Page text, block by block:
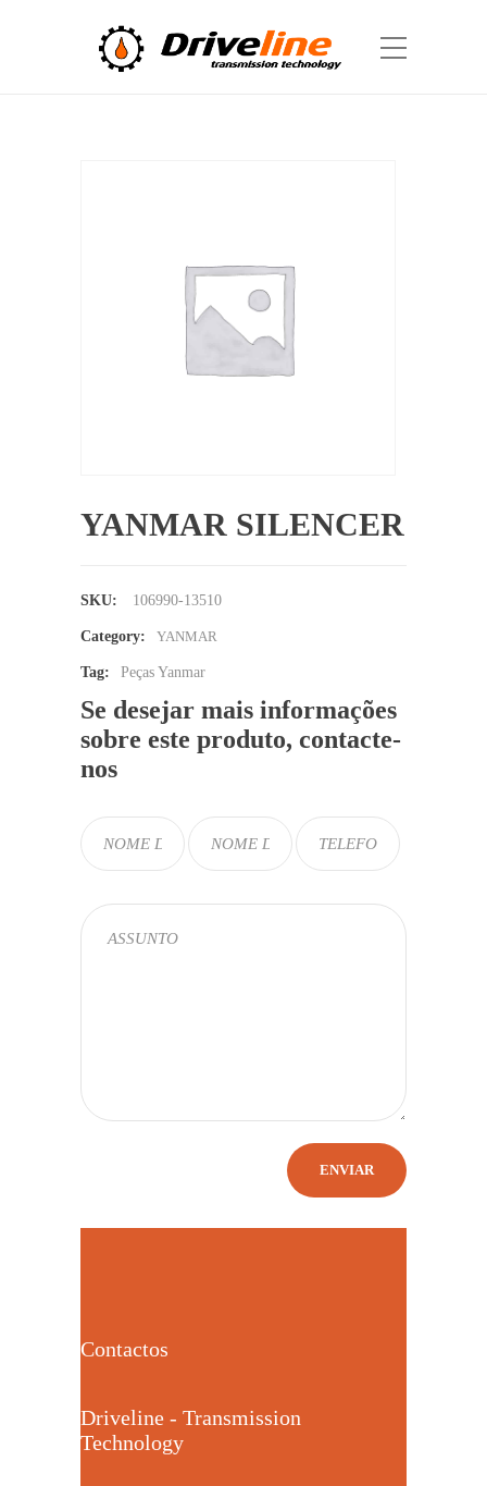
YANMAR SILENCER
SKU: 106990-13510
Category: YANMAR
Tag: Peças Yanmar
Se desejar mais informações
sobre este produto, contacte-
nos
Contactos
Driveline - Transmission
Technology